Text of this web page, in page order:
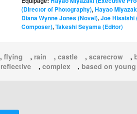
(Director of Photography),Hayao
Diana Wynne Jones (Novel),Joe Hisaishi
Composer),Takeshi Seyama (Editor)
, flying , rain , castle , scarecrow ,
reflective , complex , based on